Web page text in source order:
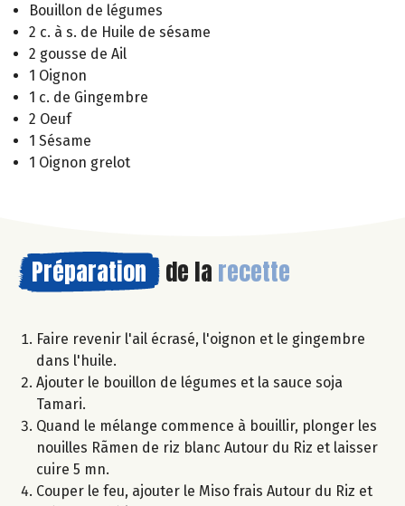
Bouillon de légumes
2 c. à s. de Huile de sésame
2 gousse de Ail
1 Oignon
1 c. de Gingembre
2 Oeuf
1 Sésame
1 Oignon grelot
Préparation de la recette
Faire revenir l'ail écrasé, l'oignon et le gingembre
dans l'huile.
Ajouter le bouillon de légumes et la sauce soja
Tamari.
Quand le mélange commence à bouillir, plonger les
nouilles Rãmen de riz blanc Autour du Riz et laisser
cuire 5 mn.
Couper le feu, ajouter le Miso frais Autour du Riz et